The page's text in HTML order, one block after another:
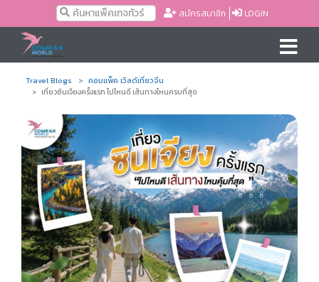
สมัครสมาชิก LOGIN
Travel Blogs คอมแพ็ค เวิลด์เที่ยวจีน
เที่ยวซินเจียงครั้งแรก ไปไหนดี เส้นทางไหนครบที่สุด